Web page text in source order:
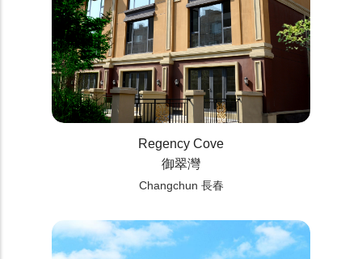
Regency Cove
御翠灣
Changchun 長春